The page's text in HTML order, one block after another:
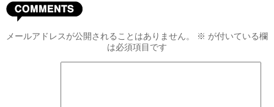
メールアドレスが公開されることはありません。 ※ が付いている欄
は必須項目です